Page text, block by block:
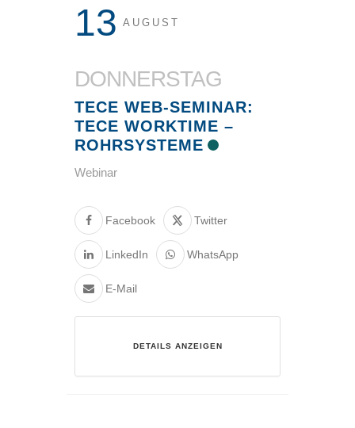
13 AUGUST
DONNERSTAG
TECE WEB-SEMINAR:
TECE WORKTIME –
ROHRSYSTEME
Webinar
Facebook Twitter
LinkedIn WhatsApp
E-Mail
DETAILS ANZEIGEN